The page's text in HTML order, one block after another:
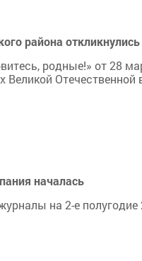
района откликнулись
родные!» от 28
Великой Отечественной
началась
на 2-е полугодие